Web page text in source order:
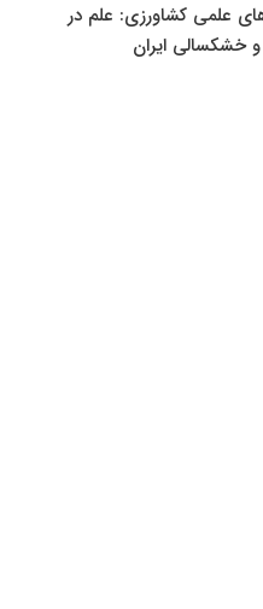
علمی کشاورزی: علم در
و خشکسالی ایران